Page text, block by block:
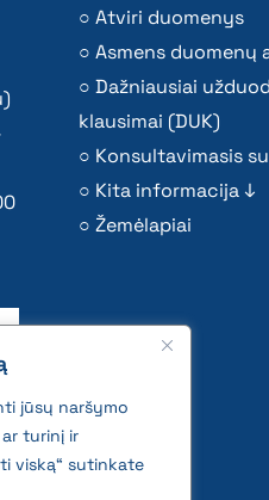
jūsų naršymo
turinį ir
viską“ sutinkate
Atviri duomenys
Asmens duomenų
Dažniausiai
klausimai (DUK)
Konsultavimasis
Kita informacija ↓
Žemėlapiai